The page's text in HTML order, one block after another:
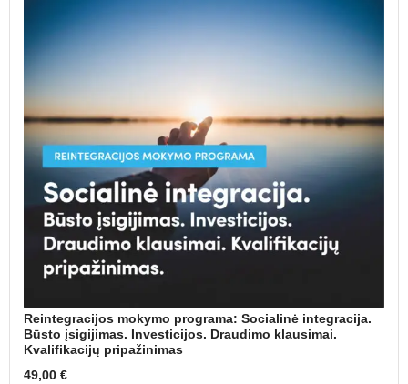
Reintegracijos mokymo programa: Socialinė integracija.
Būsto įsigijimas. Investicijos. Draudimo klausimai.
Kvalifikacijų pripažinimas
49,00 €